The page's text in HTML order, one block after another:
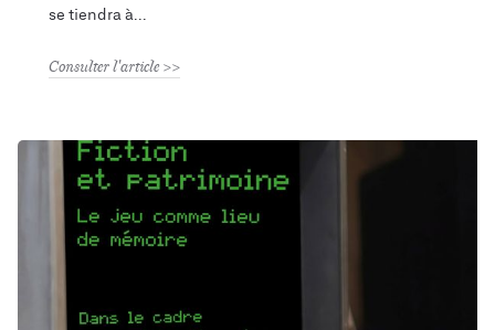
se tiendra à
Consulter l'article